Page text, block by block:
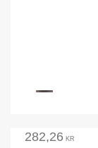
282,26 KR